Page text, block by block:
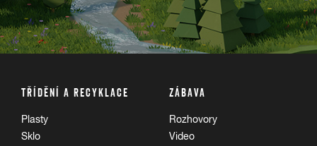
TŘÍDĚNÍ A RECYKLACE
Plasty
Sklo
ZÁBAVA
Rozhovory
Video